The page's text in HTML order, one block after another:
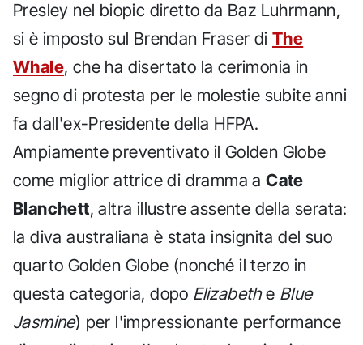
Presley nel biopic diretto da Baz Luhrmann,
si è imposto sul Brendan Fraser di The
Whale, che ha disertato la cerimonia in
segno di protesta per le molestie subite anni
fa dall'ex-Presidente della HFPA.
Ampiamente preventivato il Golden Globe
come miglior attrice di dramma aCate
Blanchett, altra illustre assente della serata:
la diva australiana è stata insignita del suo
quarto Golden Globe (nonché il terzo in
questa categoria, dopo Elizabethe Blue
Jasmine) per l'impressionante performance